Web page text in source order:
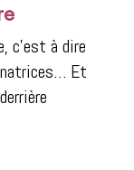
c’est à dire
Et